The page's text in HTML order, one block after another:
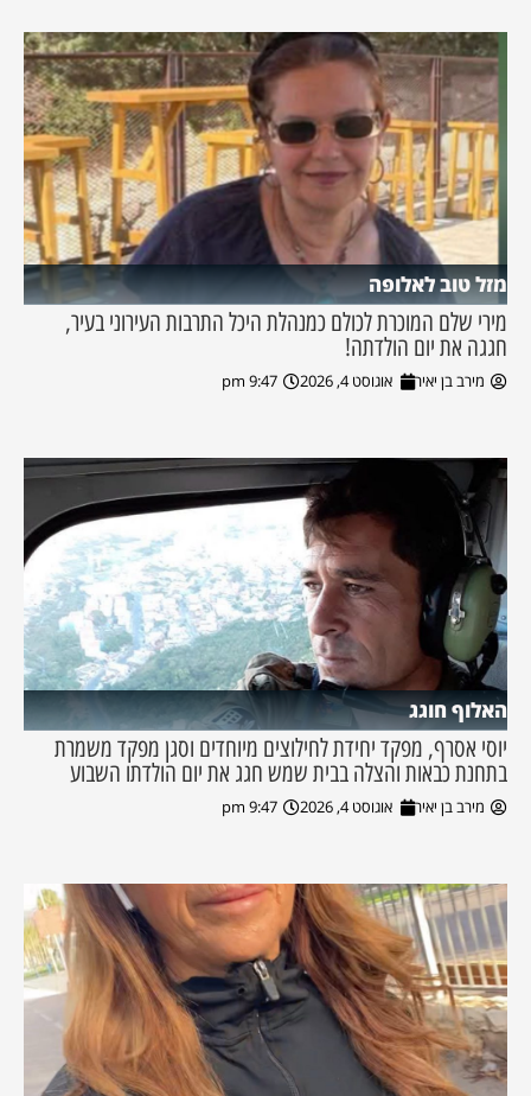
מזל טוב לאלופה
מירי שלם המוכרת לכולם כמנהלת היכל התרבות העירוני בעיר,
חגגה את יום הולדתה!
מירב בן יאיר אוגוסט 4, 2026 9:47 pm
האלוף חוגג
יוסי אסרף, מפקד יחידת לחילוצים מיוחדים וסגן מפקד משמרת
בתחנת כבאות והצלה בבית שמש חגג את יום הולדתו השבוע
מירב בן יאיר אוגוסט 4, 2026 9:47 pm